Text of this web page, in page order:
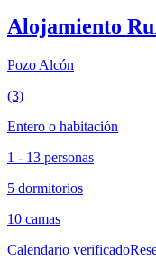
Alojamiento
Pozo Alcón
(3)
Entero o habitación
1 - 13 personas
5 dormitorios
10 camas
Calendario verificado